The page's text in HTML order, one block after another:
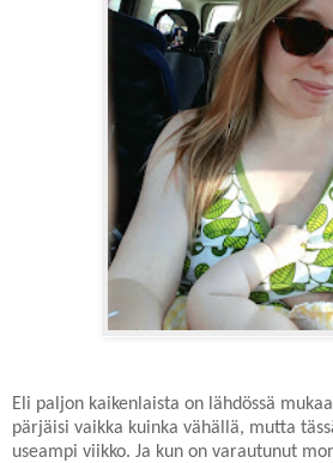
Eli paljon kaikenlaista on lähdössä
pärjäisi vaikka kuinka vähällä, mutta
useampi viikko. Ja kun on varautunut